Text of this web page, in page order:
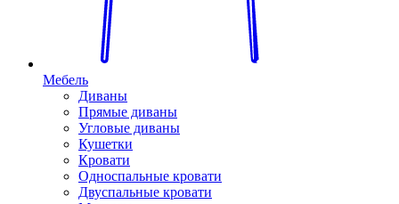
Мебель
Диваны
Прямые диваны
Угловые диваны
Кушетки
Кровати
Односпальные кровати
Двуспальные кровати